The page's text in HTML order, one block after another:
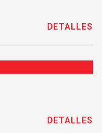
DETALLES
DETALLES